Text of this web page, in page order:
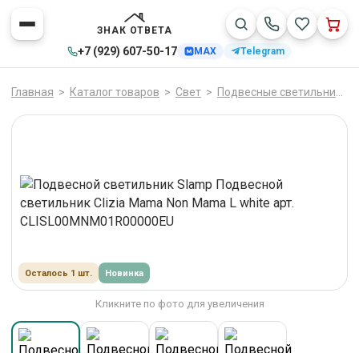
ЗНАК ОТВЕТА
+7 (929) 607-50-17 MAX Telegram
Главная > Каталог товаров > Свет > Подвесные светильники
Осталось 1 шт. Новинка
Кликните по фото для увеличения